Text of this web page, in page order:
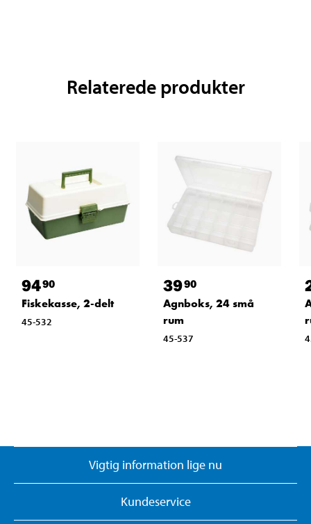
Relaterede produkter
9490
Fiskekasse, 2-delt
45-532
3990
Agnboks, 24 små
rum
45-537
Vigtig information lige nu
Kundeservice